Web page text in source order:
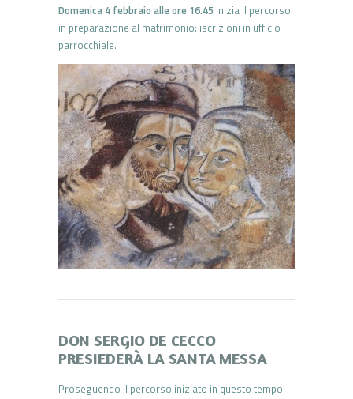
Domenica 4 febbraio alle ore 16.45 inizia il percorso
in preparazione al matrimonio: iscrizioni in ufficio
parrocchiale.
DON SERGIO DE CECCO
PRESIEDERÀ LA SANTA MESSA
Proseguendo il percorso iniziato in questo tempo